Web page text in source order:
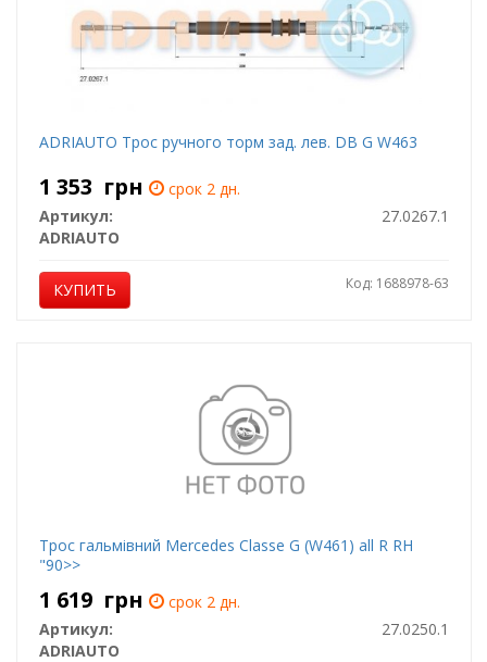
ADRIAUTO Трос ручного торм зад. лев. DB G W463
1 353 грн
срок 2 дн.
Артикул:
27.0267.1
ADRIAUTO
КУПИТЬ Код: 1688978-63
Трос гальмівний Mercedes Classe G (W461) all R RH
"90>>
1 619 грн
срок 2 дн.
Артикул:
27.0250.1
ADRIAUTO